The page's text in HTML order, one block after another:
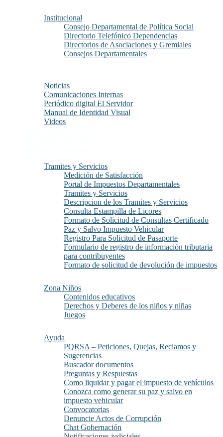
Institucional
Consejo Departamental de Política Social
Directorio Telefónico Dependencias
Directorios de Asociaciones y Gremiales
Consejos Departamentales
Noticias
Comunicaciones Internas
Periódico digital El Servidor
Manual de Identidad Visual
Videos
Tramites y Servicios
Medición de Satisfacción
Portal de Impuestos Departamentales
Tramites y Servicios
Descripcion de los Tramites y Servicios
Consulta Estampilla de Licores
Formato de Solicitud de Consultas Certificado
Paz y Salvo Impuesto Vehicular
Registro Para Solicitud de Pasaporte
Formulario de registro de información tributaria
para contribuyentes
Formato de solicitud de devolución de impuestos
Zona Niños
Contenidos educativos
Derechos y Deberes de los niños y niñas
Juegos
Ayuda
PQRSA – Peticiones, Quejas, Reclamos y
Sugerencias
Buscador documentos
Preguntas y Respuestas
Como liquidar y pagar el impuesto de vehículos
Conozca como generar su paz y salvo en
impuesto vehicular
Convocatorias
Denuncie Actos de Corrupción
Chat Gobernación